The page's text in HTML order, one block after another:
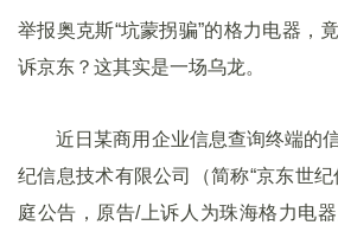
举报奥克斯“坑蒙拐骗”的格力电器，
诉京东？这其实是一场乌龙。
近日某商用企业信息查询终端的
纪信息技术有限公司（简称“京东世
庭公告，原告/上诉人为珠海格力电